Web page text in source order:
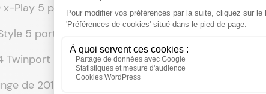
x-Play 5 portes de 2016 & 34 000km : 10 490 €
5 portes de 2019 & 35 000 km : 10 990 €
Twinport 87 Unlimited de 2019 & 31 000 km : 11 490 €
de 2019 & 33 000 km : 12 490 €